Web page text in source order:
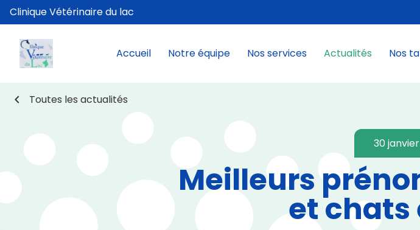
Clinique Vétérinaire du lac
Accueil Notre équipe Nos services Actualités Nos
chevron_left Toutes les actualités
30
Meilleurs
et chats